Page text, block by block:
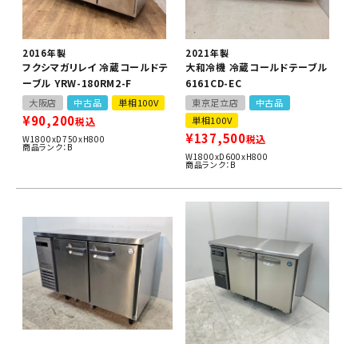
2016年製
フクシマガリレイ 冷蔵コールドテ
ーブル YRW-180RM2-F
大阪店 中古品 単相100V
¥90,200税込
W1800xD750xH800
商品ランク：B
2021年製
大和冷機 冷蔵コールドテーブル
6161CD-EC
東京足立店
中古品
単相100V
¥137,500税込
W1800xD600xH800
商品ランク：B